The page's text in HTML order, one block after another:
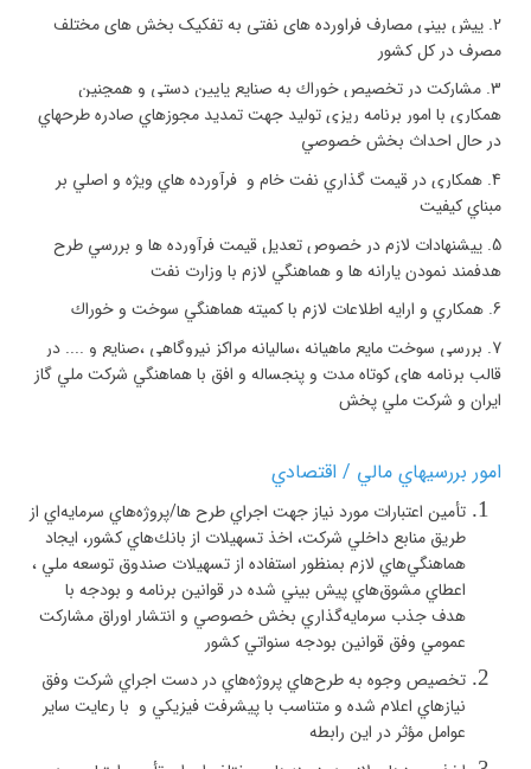
2. پیش بینی مصارف فراورده های نفتی به تفکیک بخش های مختلف
مصرف در کل کشور
3. مشاركت در تخصيص خوراك به صنايع پايين دستي و همچنين
همكاري با امور برنامه ريزي توليد جهت تمديد مجوزهاي صادره طرحهاي
در حال احداث بخش خصوصي
4. همكاري در قيمت گذاري نفت خام و فرآورده هاي ويژه و اصلي بر
مبناي كيفيت
5. پيشنهادات لازم در خصوص تعديل قيمت فرآورده ها و بررسي طرح
هدفمند نمودن يارانه ها و هماهنگي لازم با وزارت نفت
6. همكاري و ارايه اطلاعات لازم با كميته هماهنگي سوخت و خوراك
7. بررسي سوخت مايع ماهيانه ،‌ساليانه مراكز نيروگاهي ،‌صنايع و .... در
قالب برنامه هاي كوتاه مدت و پنجساله و افق با هماهنگي شركت ملي گاز
ايران و شركت ملي پخش
امور بررسيهاي مالي / اقتصادي
تأمين اعتبارات مورد نياز جهت اجراي طرح ها/پروژه‌هاي سرمايه‌اي از
طريق منابع داخلي شركت، اخذ تسهيلات از بانك‌هاي كشور، ايجاد
هماهنگي‌هاي لازم بمنظور استفاده از تسهيلات صندوق توسعه ملي ،
اعطاي مشوق‌هاي پيش بيني شده در قوانين برنامه و بودجه با
هدف جذب سرمايه‌گذاري بخش خصوصي و انتشار اوراق مشاركت
عمومي وفق قوانين بودجه سنواتي كشور
تخصيص وجوه به طرح‌هاي پروژه‌هاي در دست اجراي شركت وفق
نيازهاي اعلام شده و متناسب با پيشرفت فيزيكي و با رعايت ساير
عوامل مؤثر در اين رابطه